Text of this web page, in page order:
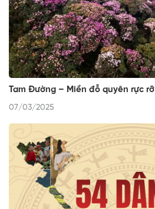
Tam Đường – Miền đỗ quyên rực rỡ
07/03/2025